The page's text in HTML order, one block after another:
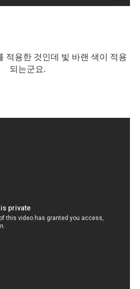
적용한 것인데 빛 바랜 색이 적용
되는군요.